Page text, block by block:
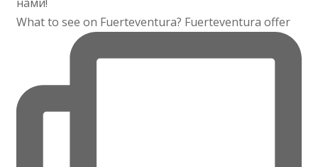
What to see on Fuerteventura? Fuerteventura offer